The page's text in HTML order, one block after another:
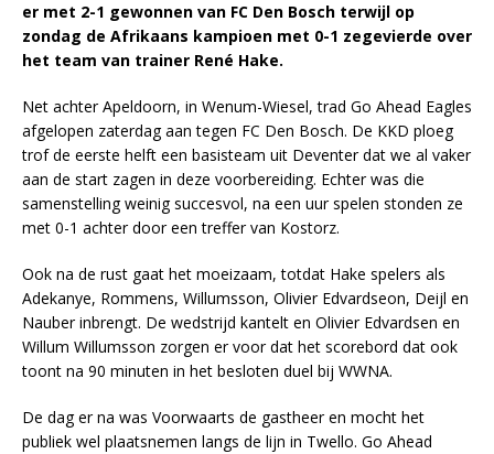
er met 2-1 gewonnen van FC Den Bosch terwijl op
zondag de Afrikaans kampioen met 0-1 zegevierde over
het team van trainer René Hake.
Net achter Apeldoorn, in Wenum-Wiesel, trad Go Ahead Eagles
afgelopen zaterdag aan tegen FC Den Bosch. De KKD ploeg
trof de eerste helft een basisteam uit Deventer dat we al vaker
aan de start zagen in deze voorbereiding. Echter was die
samenstelling weinig succesvol, na een uur spelen stonden ze
met 0-1 achter door een treffer van Kostorz.
Ook na de rust gaat het moeizaam, totdat Hake spelers als
Adekanye, Rommens, Willumsson, Olivier Edvardseon, Deijl en
Nauber inbrengt. De wedstrijd kantelt en Olivier Edvardsen en
Willum Willumsson zorgen er voor dat het scorebord dat ook
toont na 90 minuten in het besloten duel bij WWNA.
De dag er na was Voorwaarts de gastheer en mocht het
publiek wel plaatsnemen langs de lijn in Twello. Go Ahead